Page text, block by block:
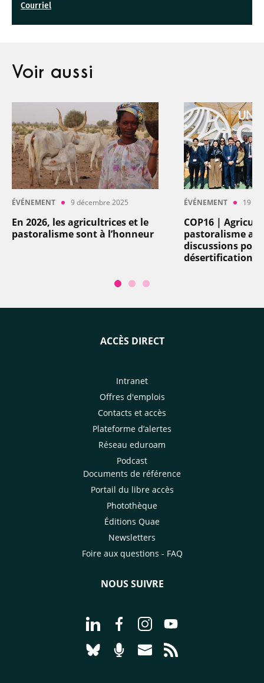
Courriel
Voir aussi
ÉVÉNEMENT 9 décembre 2025
En 2026, les agricultrices et le
pastoralisme sont à l’honneur
ÉVÉNEMENT 19
COP16 |
pastoralisme au
discussions
désertification
ACCÈS DIRECT
Intranet
Offres d'emplois
Contacts et accès
Plateforme d’alertes
Réseau eduroam
Podcast
Documents de référence
Portail du libre accès
Photothèque
Éditions Quae
Newsletters
Foire aux questions - FAQ
NOUS SUIVRE
Aller à la page Nous suivre sur
Aller à la page Nous suivre sur
Aller à la page Nous
Aller à la page
Aller à la page Nous suivre sur
Aller à la page Nourrir le
Aller à la page Nous